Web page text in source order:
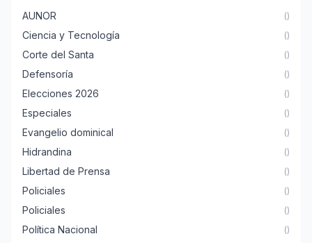
AUNOR ()
Ciencia y Tecnología ()
Corte del Santa ()
Defensoría ()
Elecciones 2026 ()
Especiales ()
Evangelio dominical ()
Hidrandina ()
Libertad de Prensa ()
Policiales ()
Policiales ()
Política Nacional ()